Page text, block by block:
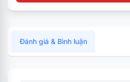
Đánh giá & Bình luận